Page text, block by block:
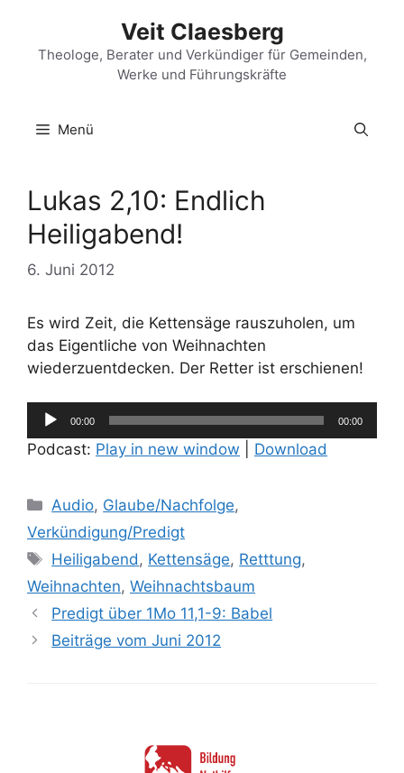
springen
Veit Claesberg
Theologe, Berater und Verkündiger für Gemeinden,
Werke und Führungskräfte
Menü
Lukas 2,10: Endlich
Heiligabend!
6. Juni 2012
Es wird Zeit, die Kettensäge rauszuholen, um
das Eigentliche von Weihnachten
wiederzuentdecken. Der Retter ist erschienen!
Audio-
Player
00:00 00:00
Podcast: Play in new window Download
Kategorien
Audio, Glaube/Nachfolge,
Verkündigung/Predigt
Schlagwörter
Heiligabend, Kettensäge, Retttung,
Weihnachten, Weihnachtsbaum
Predigt über 1Mo 11,1-9: Babel
Beiträge vom Juni 2012